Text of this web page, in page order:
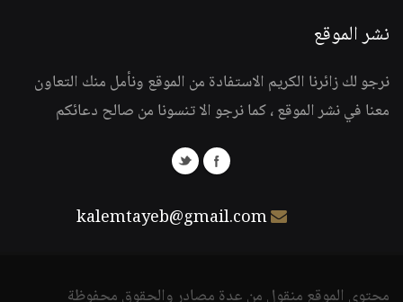
نشر الموقع
نرجو لك زائرنا الكريم الاستفادة من الموقع ونأمل منك التعاون
معنا في نشر الموقع ، كما نرجو الا تنسونا من صالح دعائكم
kalemtayeb@gmail.com